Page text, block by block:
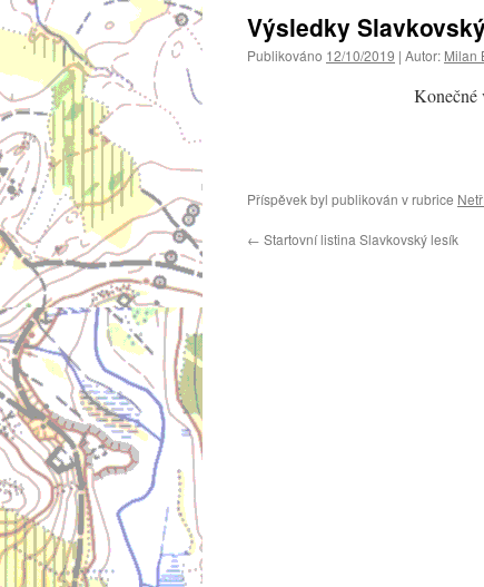
Výsledky
Publikováno 12/10/2019 | Autor: Milan
Konečné
Příspěvek byl publikován v rubrice
← Startovní listina Slavkovský lesík